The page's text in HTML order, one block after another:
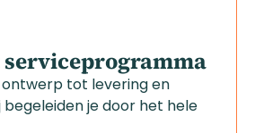
serviceprogramma
ontwerp tot levering en
begeleiden je door het hele